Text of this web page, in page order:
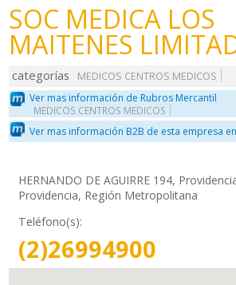
SOC MEDICA LOS
MAITENES
categorías
MEDICOS CENTROS MEDICOS
Ver mas información de Rubros Mercantil
MEDICOS CENTROS MEDICOS
Ver mas información B2B de esta empresa
HERNANDO DE AGUIRRE 194,
Providencia, Región Metropolitana
Teléfono(s):
(2)26994900